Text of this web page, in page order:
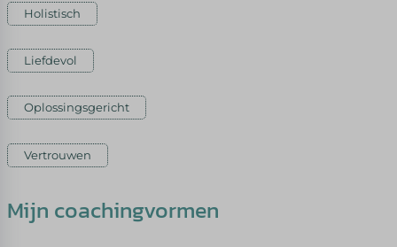
Holistisch
Liefdevol
Oplossingsgericht
Vertrouwen
Mijn coachingvormen